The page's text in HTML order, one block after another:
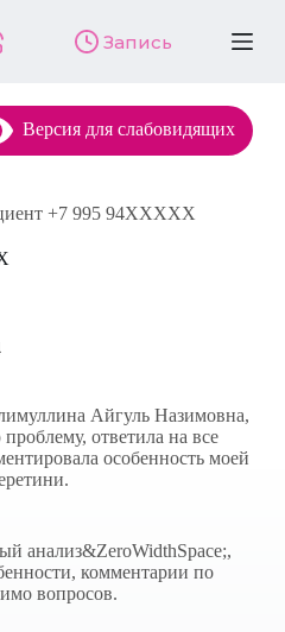
Запись
Версия для слабовидящих
+7 995 94XXXXX
Айгуль Назимовна,
ответила на все
особенность моей
анализ&ZeroWidthSpace;,
комментарии по
вопросов.